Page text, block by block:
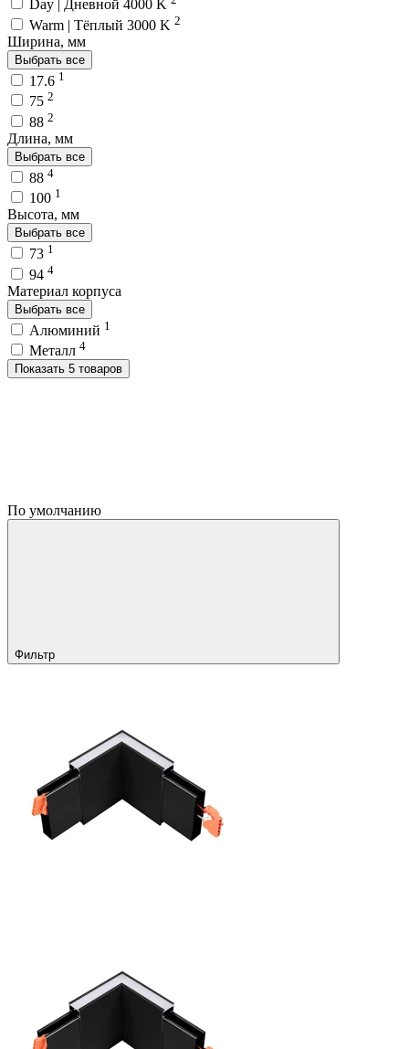
Day | Дневной 4000 K
Warm | Тёплый 3000 K 2
Ширина, мм
Выбрать все
17.6 1
75 2
88 2
Длина, мм
Выбрать все
88 4
100 1
Высота, мм
Выбрать все
73 1
94 4
Материал корпуса
Выбрать все
Алюминий 1
Металл 4
Показать 5 товаров
По умолчанию
Фильтр